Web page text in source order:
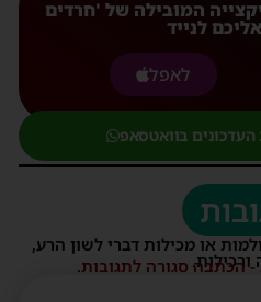
המובילה של 'חרדים
לנייד
לאפל
בוואטסאפ
או מכילות דברי לשון הרע,
סגורה לתגובות.